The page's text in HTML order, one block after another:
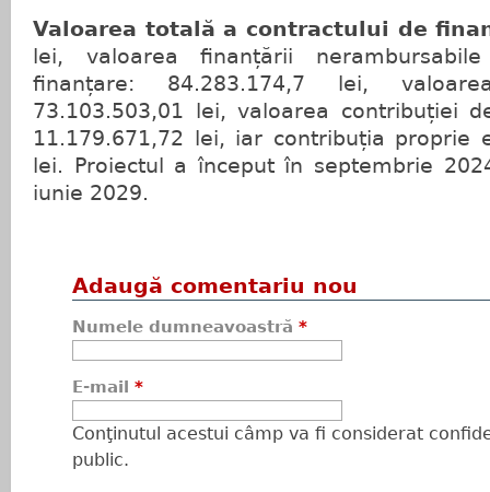
Valoarea totală a contractului de
lei, valoarea finanțării
finanțare: 84.283.174,7 lei,
73.103.503,01 lei, valoarea contribuției
11.179.671,72 lei, iar contribuția proprie
lei. Proiectul a început în septembrie
iunie 2029.
Adaugă comentariu nou
Numele dumneavoastră *
E-mail *
Conţinutul acestui câmp va fi considerat
public.